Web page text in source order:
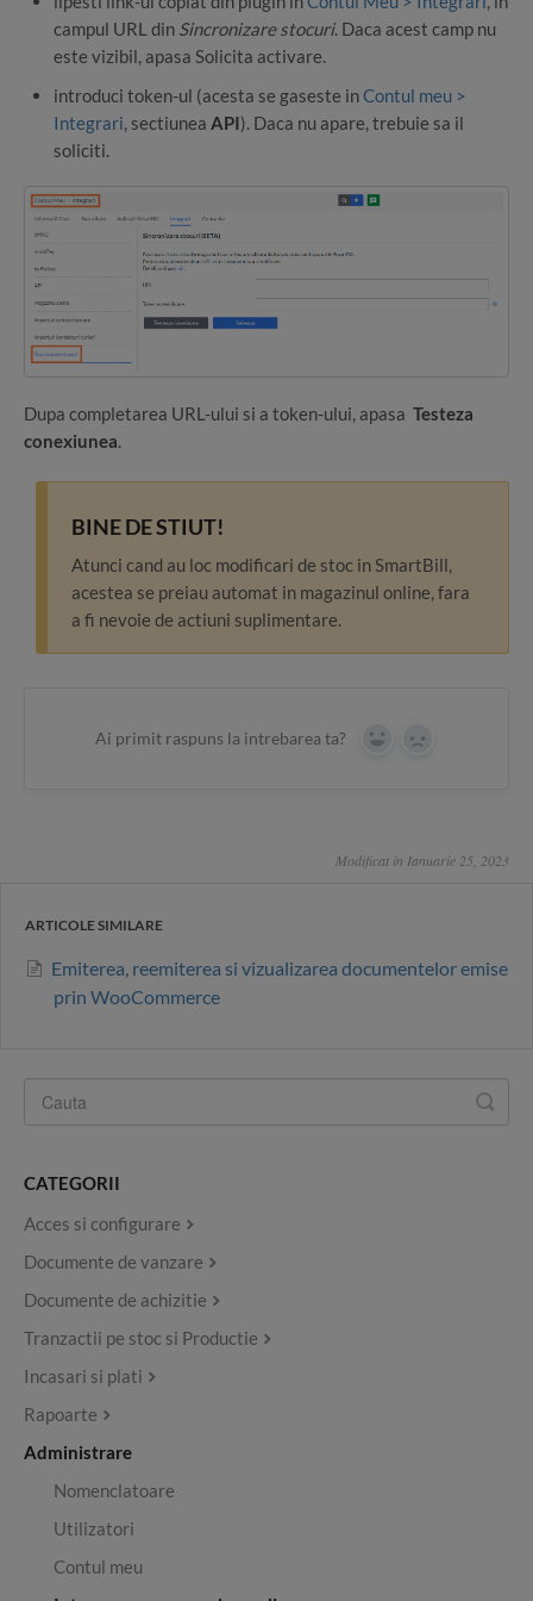
campul URL din Sincronizare stocuri. Daca acest camp nu
este vizibil, apasa Solicita activare.
introduci token-ul (acesta se gaseste inContul meu >
Integrari, sectiunea API). Daca nu apare, trebuie sa il
soliciti.
Dupa completarea URL-ului si a token-ului, apasa Testeza
conexiunea.
BINE DE STIUT!
Atunci cand au loc modificari de stoc in SmartBill,
acestea se preiau automat in magazinul online, fara
a fi nevoie de actiuni suplimentare.
Ai primit raspuns la intrebarea ta? Yes No
Modificat in Ianuarie 25, 2023
ARTICOLE SIMILARE
Emiterea, reemiterea si vizualizarea documentelor emise
prin WooCommerce
CATEGORII
Acces si configurare
Documente de vanzare
Documente de achizitie
Tranzactii pe stoc si Productie
Incasari si plati
Rapoarte
Administrare
Nomenclatoare
Utilizatori
Contul meu